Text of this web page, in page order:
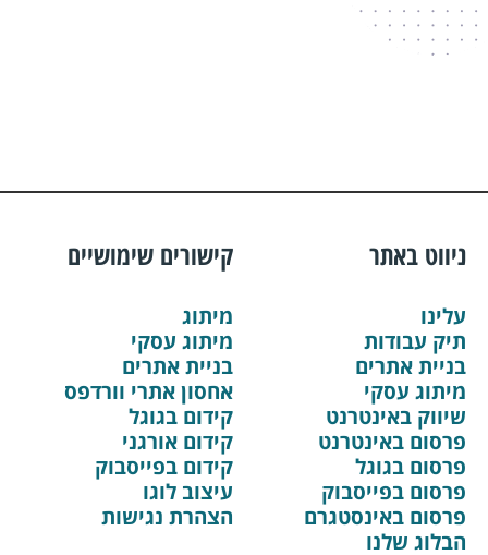
ניווט באתר
עלינו
תיק עבודות
בניית אתרים
מיתוג עסקי
שיווק באינטרנט
פרסום באינטרנט
פרסום בגוגל
פרסום בפייסבוק
פרסום באינסטגרם
הבלוג שלנו
קישורים שימושיים
מיתוג
מיתוג עסקי
בניית אתרים
אחסון אתרי וורדפס
קידום בגוגל
קידום אורגני
קידום בפייסבוק
עיצוב לוגו
הצהרת נגישות